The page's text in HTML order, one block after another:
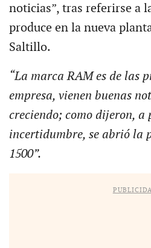
noticias”, tras referirse a
produce en la nueva
Saltillo.
“La marca RAM es de las
empresa, vienen buenas
creciendo; como dijeron, a
incertidumbre, se abrió la
1500”.